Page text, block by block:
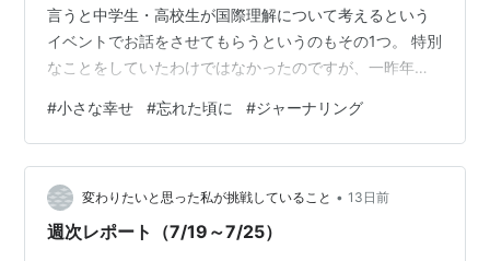
言うと中学生・高校生が国際理解について考えるという
イベントでお話をさせてもらうというのもその1つ。 特別
なことをしていたわけではなかったのですが、一昨年は
とそれぞれ2週間弱一緒に生活をしたということはありま
した。ただ、それが「国際理解」と言えるほど大それた
ものなのかというと。う“ーん…USJでマリオパークを楽
しんだり、シャーロックホームズミュージアムを見学し
たりしたくらいだったのですが。 ただ…このような何気
#小さな幸せ #忘れた頃に #ジャーナリング
変わりたいと思った私が挑戦していること • 13日前
週次レポート（7/19～7/25）